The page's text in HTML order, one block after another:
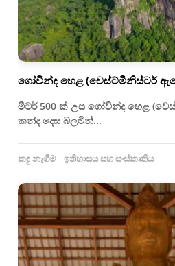
ගෝවින්ද හෙළ (වෙස්ට්මිනිස්ටර්
මීටර් 500 ක් උස ගෝවින්ද හෙළ
කන්ද දෙස බලමින්...
කඳු නැගීම ඉතිහාසය සහ සංස්කෘතිය